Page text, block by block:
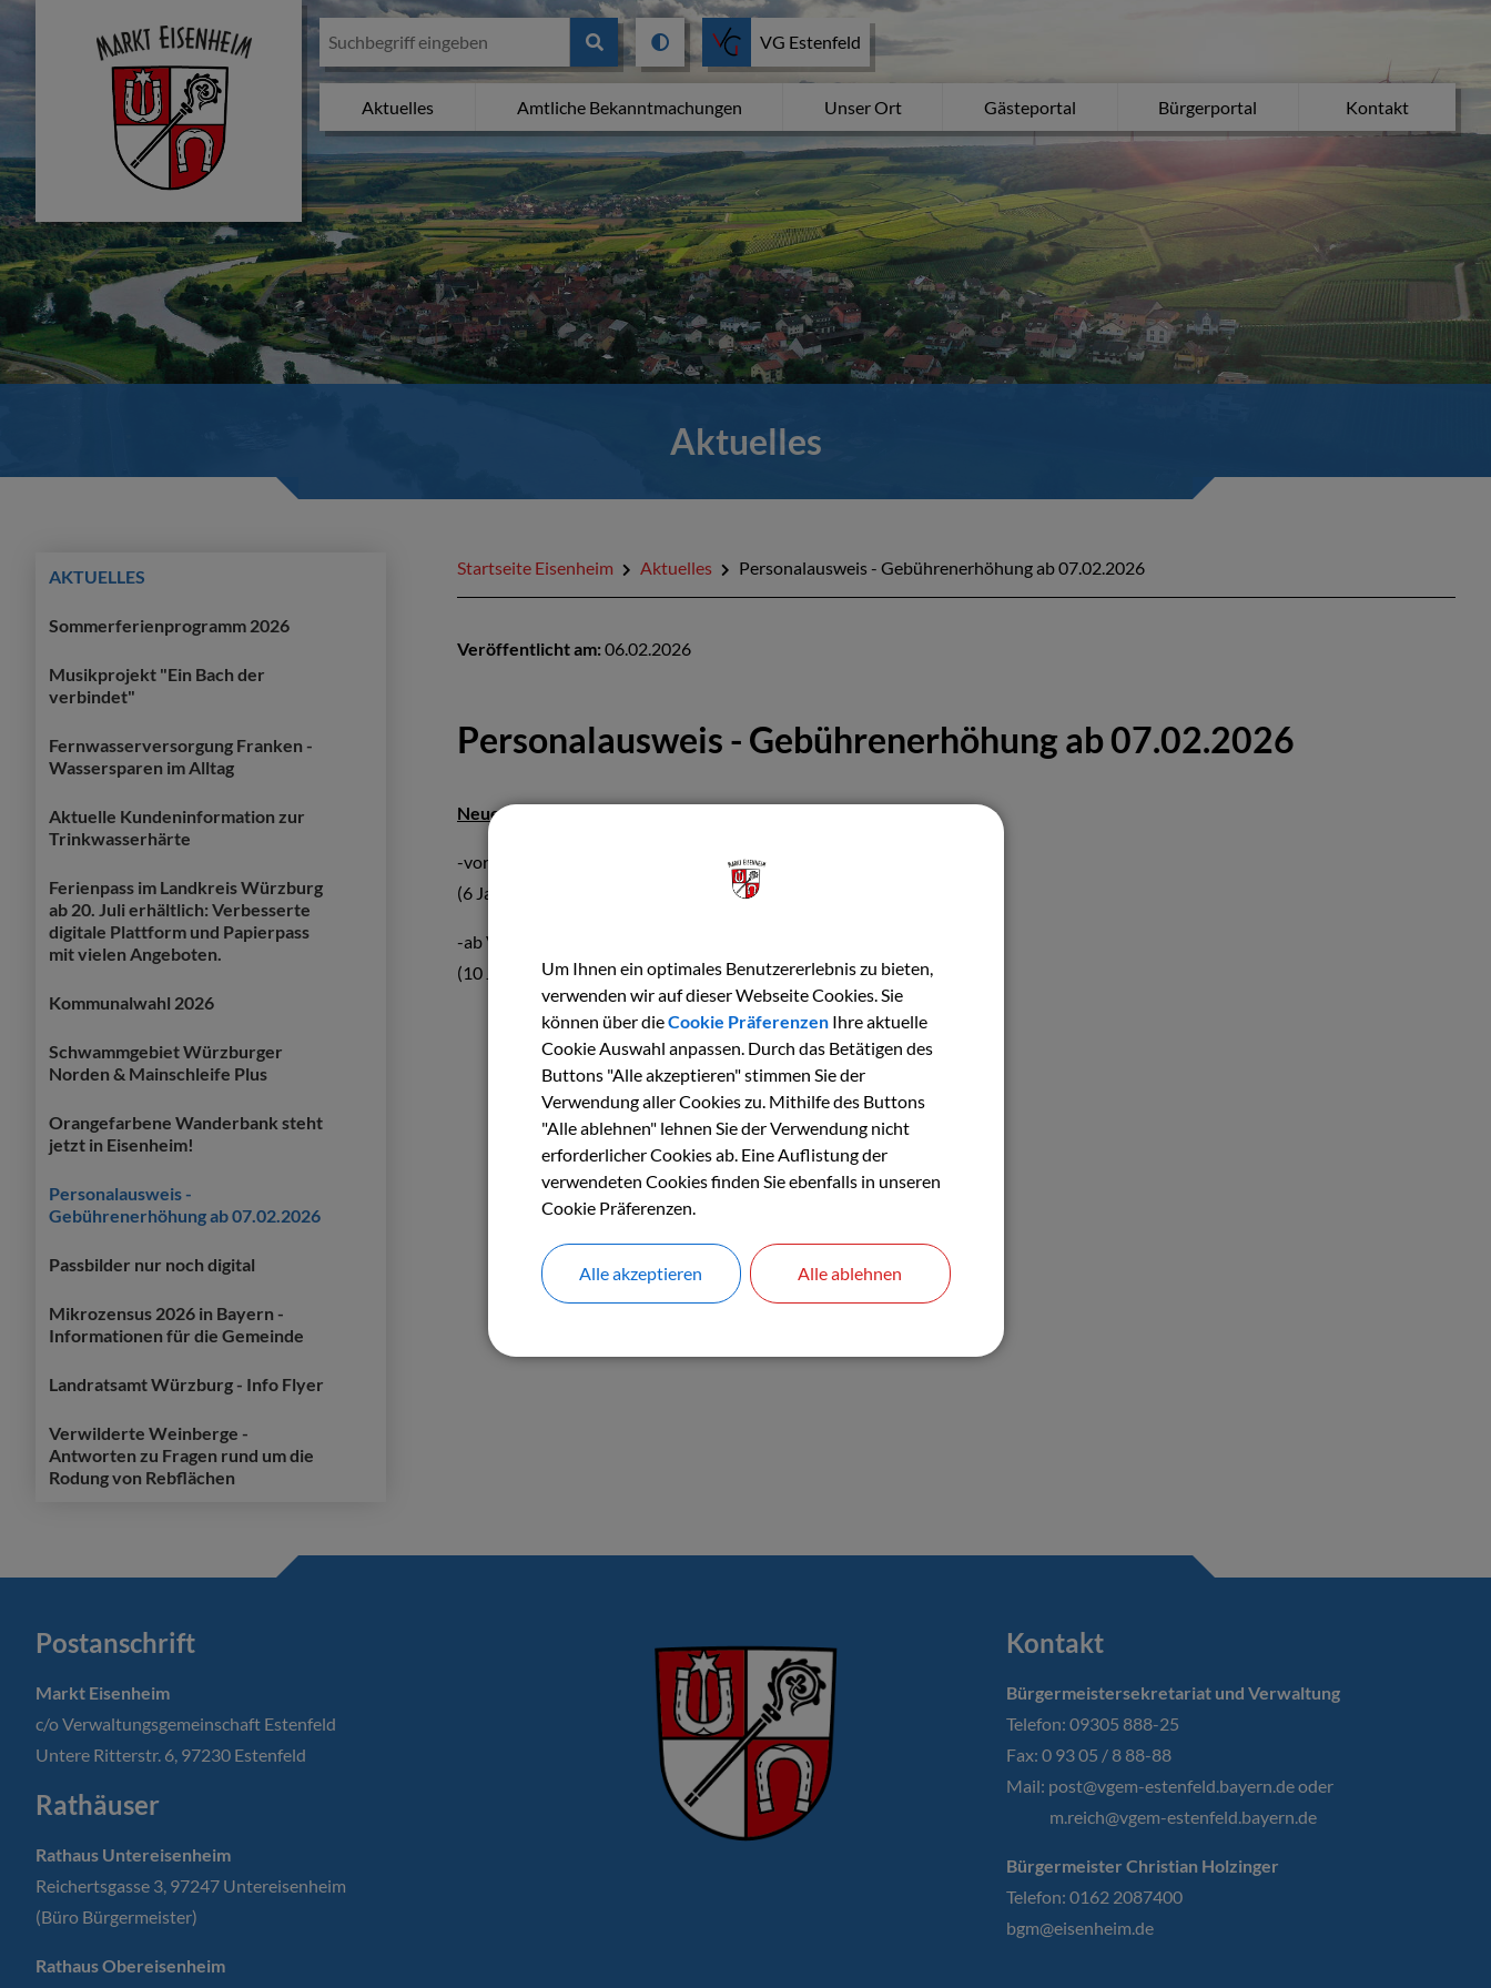
Aktuelles Amtliche Bekanntmachungen Unser Ort Gästeportal Bürgerportal Kontakt
VG Estenfeld
Aktuelles
AKTUELLES
Sommerferienprogramm 2026
Musikprojekt "Ein Bach der
verbindet"
Fernwasserversorgung Franken -
Wassersparen im Alltag
Aktuelle Kundeninformation zur
Trinkwasserhärte
Ferienpass im Landkreis Würzburg
ab 20. Juli erhältlich: Verbesserte
digitale Plattform und Papierpass
mit vielen Angeboten.
Kommunalwahl 2026
Schwammgebiet Würzburger
Norden & Mainschleife Plus
Orangefarbene Wanderbank steht
jetzt in Eisenheim!
Personalausweis -
Gebührenerhöhung ab 07.02.2026
Passbilder nur noch digital
Mikrozensus 2026 in Bayern -
Informationen für die Gemeinde
Landratsamt Würzburg - Info Flyer
Verwilderte Weinberge -
Antworten zu Fragen rund um die
Rodung von Rebflächen
Startseite Eisenheim Aktuelles Personalausweis - Gebührenerhöhung ab 07.02.2026
Veröffentlicht am: 06.02.2026
Personalausweis - Gebührenerhöhung ab 07.02.2026
Neue Gebühren ab 07.02.2026:
-vor Vollendung des 24. Lebensjahres
(6 Jahre gültig): 27,60 €
-ab Vollendung des 24. Lebensjahres
(10 Jahre gültig): 46,00 €
Postanschrift
Markt Eisenheim
c/o Verwaltungsgemeinschaft Estenfeld
Untere Ritterstr. 6, 97230 Estenfeld
Rathäuser
Rathaus Untereisenheim
Reichertsgasse 3, 97247 Untereisenheim
(Büro Bürgermeister)
Rathaus Obereisenheim
Kontakt
Bürgermeistersekretariat und Verwaltung
Telefon: 09305 888-25
Fax: 0 93 05 / 8 88-88
Mail: post@vgem-estenfeld.bayern.de oder
m.reich@vgem-estenfeld.bayern.de
Bürgermeister Christian Holzinger
Telefon: 0162 2087400
bgm@eisenheim.de
Um Ihnen ein optimales Benutzererlebnis zu bieten,
verwenden wir auf dieser Webseite Cookies. Sie
können über dieCookie PräferenzenIhre aktuelle
Cookie Auswahl anpassen. Durch das Betätigen des
Buttons "Alle akzeptieren" stimmen Sie der
Verwendung aller Cookies zu. Mithilfe des Buttons
"Alle ablehnen" lehnen Sie der Verwendung nicht
erforderlicher Cookies ab. Eine Auflistung der
verwendeten Cookies finden Sie ebenfalls in unseren
Cookie Präferenzen.
Alle akzeptieren Alle ablehnen